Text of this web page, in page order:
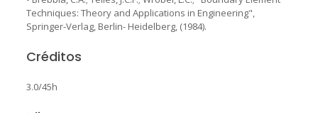
Techniques: Theory and Applications in Engineering",
Springer-Verlag, Berlin- Heidelberg, (1984).
Créditos
3.0/45h